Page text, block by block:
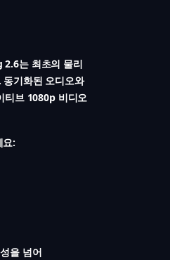
는 최초의 물리
기화된 오디오와
티브 1080p 비디오
요:
을 넘어